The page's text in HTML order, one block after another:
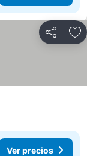
Compartir
Ver precios